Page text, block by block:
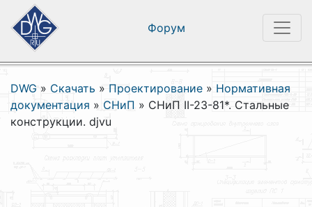
Форум
DWG » Скачать » Проектирование » Нормативная
документация » СНиП » СНиП II-23-81*. Стальные
конструкции. djvu